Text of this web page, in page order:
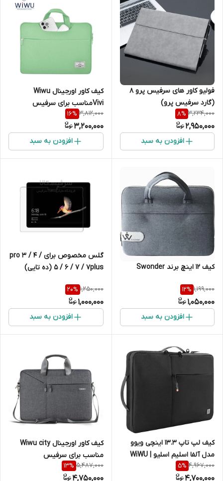
فولیو کاور های سرفیس پرو 8
(گارد سرفیس پرو)
3,234,000
8%
2,950,000
افزودن به سبد
کیف کاور اورجینال Wiwu
Viviمناسب برای سرفیس
3,812,000
16%
3,200,000
افزودن به سبد
کیف 12 اینچ برند Swonder
1,199,000
12%
1,050,000
افزودن به سبد
گلس مخصوص برای pro 3 / 4 /
5 / 6 / 7 / 7plus (ده تایی)
1,250,000
20%
1,000,000
افزودن به سبد
کیف لپ تاپ 13.3 اینچی ویوو
مدل آلفا اسلیم اسلیو | WiWU
Alpha slim sleeve 13.3 inch
4,967,000
5%
4,700,000
کیف کاور اورجینال Wiwu city
مناسب برای سرفیس
5,487,000
13%
4,750,000